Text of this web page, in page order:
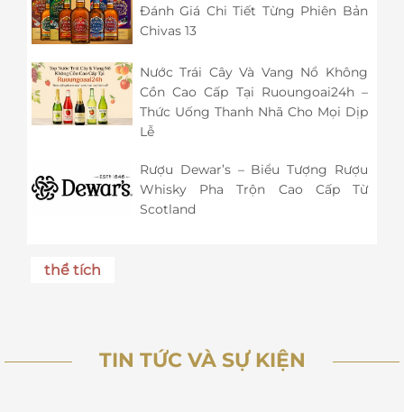
Đánh Giá Chi Tiết Từng Phiên Bản
Chivas 13
Nước Trái Cây Và Vang Nổ Không
Cồn Cao Cấp Tại Ruoungoai24h –
Thức Uống Thanh Nhã Cho Mọi Dịp
Lễ
Rượu Dewar’s – Biểu Tượng Rượu
Whisky Pha Trộn Cao Cấp Từ
Scotland
thể tích
TIN TỨC VÀ SỰ KIỆN